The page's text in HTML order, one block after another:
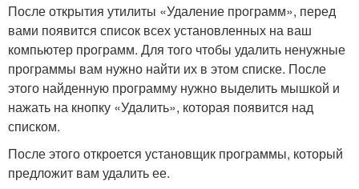
После открытия утилиты «Удаление программ», перед
вами появится список всех установленных на ваш
компьютер программ. Для того чтобы удалить ненужные
программы вам нужно найти их в этом списке. После
этого найденную программу нужно выделить мышкой и
нажать на кнопку «Удалить», которая появится над
списком.
После этого откроется установщик программы, который
предложит вам удалить ее.